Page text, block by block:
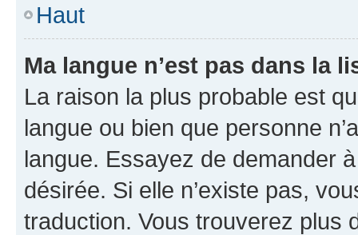
Haut
Ma langue n’est pas dans la
La raison la plus probable est
langue ou bien que personne
langue. Essayez de demander
désirée. Si elle n’existe pas,
traduction. Vous trouverez plus